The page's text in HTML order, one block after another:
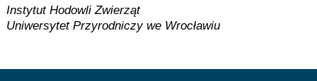
Instytut Hodowli Zwierząt
Uniwersytet Przyrodniczy we Wrocławiu